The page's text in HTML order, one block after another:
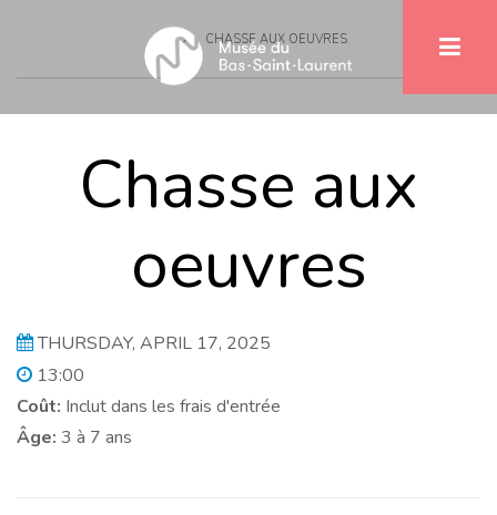
main
content
Breadcrumb CHASSE AUX OEUVRES
Chasse aux
oeuvres
THURSDAY, APRIL 17, 2025
13:00
Coût: Inclut dans les frais d'entrée
Âge: 3 à 7 ans